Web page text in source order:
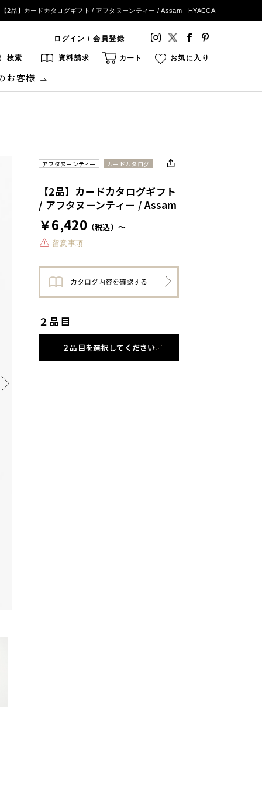
【2品】カードカタログギフト / アフタヌーンティー / Assam｜HYACCA
ログイン / 会員登録
検索 資料請求 カート お気に入り
お客様
アフタヌーンティー カードカタログ
【2品】カードカタログギフト
/ アフタヌーンティー / Assam
￥6,420（税込）～
留意事項
２品目
２品目を選択してください